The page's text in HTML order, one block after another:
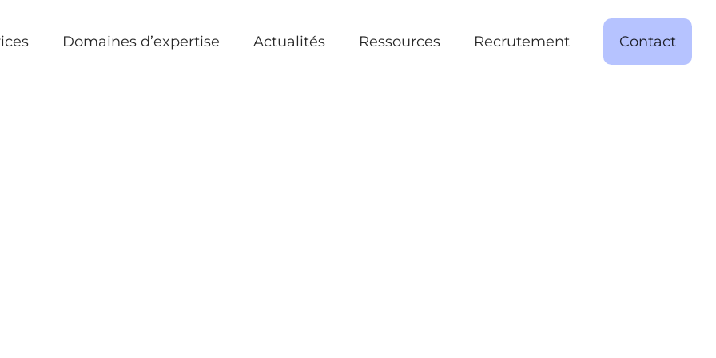
Domaines d’expertise Actualités Ressources Recrutement Contact